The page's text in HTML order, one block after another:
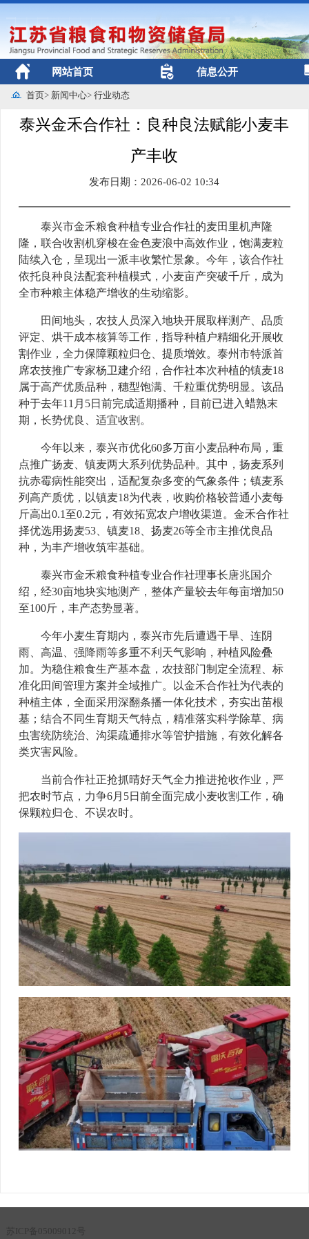
网站首页 信息公开
首页> 新闻中心> 行业动态
泰兴金禾合作社：良种良法赋能小麦丰
产丰收
发布日期：2026-06-02 10:34
泰兴市金禾粮食种植专业合作社的麦田里机声隆
隆，联合收割机穿梭在金色麦浪中高效作业，饱满麦粒
陆续入仓，呈现出一派丰收繁忙景象。今年，该合作社
依托良种良法配套种植模式，小麦亩产突破千斤，成为
全市种粮主体稳产增收的生动缩影。
田间地头，农技人员深入地块开展取样测产、品质
评定、烘干成本核算等工作，指导种植户精细化开展收
割作业，全力保障颗粒归仓、提质增效。泰州市特派首
席农技推广专家杨卫建介绍，合作社本次种植的镇麦18
属于高产优质品种，穗型饱满、千粒重优势明显。该品
种于去年11月5日前完成适期播种，目前已进入蜡熟末
期，长势优良、适宜收割。
今年以来，泰兴市优化60多万亩小麦品种布局，重
点推广扬麦、镇麦两大系列优势品种。其中，扬麦系列
抗赤霉病性能突出，适配复杂多变的气象条件；镇麦系
列高产质优，以镇麦18为代表，收购价格较普通小麦每
斤高出0.1至0.2元，有效拓宽农户增收渠道。金禾合作社
择优选用扬麦53、镇麦18、扬麦26等全市主推优良品
种，为丰产增收筑牢基础。
泰兴市金禾粮食种植专业合作社理事长唐兆国介
绍，经30亩地块实地测产，整体产量较去年每亩增加50
至100斤，丰产态势显著。
今年小麦生育期内，泰兴市先后遭遇干旱、连阴
雨、高温、强降雨等多重不利天气影响，种植风险叠
加。为稳住粮食生产基本盘，农技部门制定全流程、标
准化田间管理方案并全域推广。以金禾合作社为代表的
种植主体，全面采用深翻条播一体化技术，夯实出苗根
基；结合不同生育期天气特点，精准落实科学除草、病
虫害统防统治、沟渠疏通排水等管护措施，有效化解各
类灾害风险。
当前合作社正抢抓晴好天气全力推进抢收作业，严
把农时节点，力争6月5日前全面完成小麦收割工作，确
保颗粒归仓、不误农时。
苏ICP备05009012号